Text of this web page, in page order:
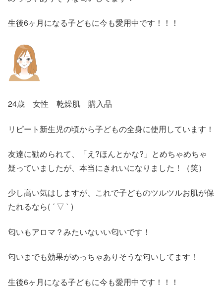
生後6ヶ月になる子どもに今も愛用中です！！！
24歳 女性 乾燥肌 購入品
リピート新生児の頃から子どもの全身に使用しています！
友達に勧められて、「え?ほんとかな?」とめちゃめちゃ
疑っていましたが、本当にきれいになりました！（笑）
少し高い気はしますが、これで子どものツルツルお肌が保
たれるなら( ´ ▽ ` )
匂いもアロマ？みたいないい匂いです！
匂いまでも効果がめっちゃありそうな匂いしてます！
生後6ヶ月になる子どもに今も愛用中です！！！